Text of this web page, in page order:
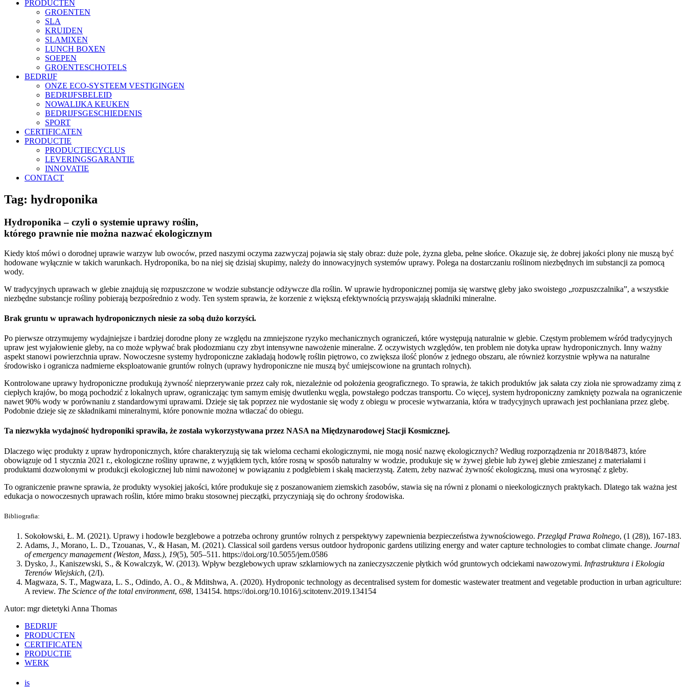
PRODUCTEN
GROENTEN
SLA
KRUIDEN
SLAMIXEN
LUNCH BOXEN
SOEPEN
GROENTESCHOTELS
BEDRIJF
ONZE ECO-SYSTEEM VESTIGINGEN
BEDRIJFSBELEID
NOWALIJKA KEUKEN
BEDRIJFSGESCHIEDENIS
SPORT
CERTIFICATEN
PRODUCTIE
PRODUCTIECYCLUS
LEVERINGSGARANTIE
INNOVATIE
CONTACT
Tag: hydroponika
Hydroponika – czyli o systemie uprawy roślin,
którego prawnie nie można nazwać ekologicznym
Kiedy ktoś mówi o dorodnej uprawie warzyw lub owoców, przed naszymi oczyma zazwyczaj pojawia się stały obraz: duże pole, żyzna gleba, pełne słońce. Okazuje się, że dobrej jakości plony nie muszą być
hodowane wyłącznie w takich warunkach. Hydroponika, bo na niej się dzisiaj skupimy, należy do innowacyjnych systemów uprawy. Polega na dostarczaniu roślinom niezbędnych im substancji za pomocą
wody.
W tradycyjnych uprawach w glebie znajdują się rozpuszczone w wodzie substancje odżywcze dla roślin. W uprawie hydroponicznej pomija się warstwę gleby jako swoistego „rozpuszczalnika”, a wszystkie
niezbędne substancje rośliny pobierają bezpośrednio z wody. Ten system sprawia, że korzenie z większą efektywnością przyswajają składniki mineralne.
Brak gruntu w uprawach hydroponicznych niesie za sobą dużo korzyści.
Po pierwsze otrzymujemy wydajniejsze i bardziej dorodne plony ze względu na zmniejszone ryzyko mechanicznych ograniczeń, które występują naturalnie w glebie. Częstym problemem wśród tradycyjnych
upraw jest wyjałowienie gleby, na co może wpływać brak płodozmianu czy zbyt intensywne nawożenie mineralne. Z oczywistych względów, ten problem nie dotyka upraw hydroponicznych. Inny ważny
aspekt stanowi powierzchnia upraw. Nowoczesne systemy hydroponiczne zakładają hodowlę roślin piętrowo, co zwiększa ilość plonów z jednego obszaru, ale również korzystnie wpływa na naturalne
środowisko i ogranicza nadmierne eksploatowanie gruntów rolnych (uprawy hydroponiczne nie muszą być umiejscowione na gruntach rolnych).
Kontrolowane uprawy hydroponiczne produkują żywność nieprzerywanie przez cały rok, niezależnie od położenia geograficznego. To sprawia, że takich produktów jak sałata czy zioła nie sprowadzamy zimą z
ciepłych krajów, bo mogą pochodzić z lokalnych upraw, ograniczając tym samym emisję dwutlenku węgla, powstałego podczas transportu. Co więcej, system hydroponiczny zamknięty pozwala na ograniczenie
nawet 90% wody w porównaniu z standardowymi uprawami. Dzieje się tak poprzez nie wydostanie się wody z obiegu w procesie wytwarzania, która w tradycyjnych uprawach jest pochłaniana przez glebę.
Podobnie dzieje się ze składnikami mineralnymi, które ponownie można wtłaczać do obiegu.
Ta niezwykła wydajność hydroponiki sprawiła, że została wykorzystywana przez NASA na Międzynarodowej Stacji Kosmicznej.
Dlaczego więc produkty z upraw hydroponicznych, które charakteryzują się tak wieloma cechami ekologicznymi, nie mogą nosić nazwę ekologicznych? Według rozporządzenia nr 2018/84873, które
obowiązuje od 1 stycznia 2021 r., ekologiczne rośliny uprawne, z wyjątkiem tych, które rosną w sposób naturalny w wodzie, produkuje się w żywej glebie lub żywej glebie zmieszanej z materiałami i
produktami dozwolonymi w produkcji ekologicznej lub nimi nawożonej w powiązaniu z podglebiem i skałą macierzystą. Zatem, żeby nazwać żywność ekologiczną, musi ona wyrosnąć z gleby.
To ograniczenie prawne sprawia, że produkty wysokiej jakości, które produkuje się z poszanowaniem ziemskich zasobów, stawia się na równi z plonami o nieekologicznych praktykach. Dlatego tak ważna jest
edukacja o nowoczesnych uprawach roślin, które mimo braku stosownej pieczątki, przyczyniają się do ochrony środowiska.
Bibliografia:
Sokołowski, Ł. M. (2021). Uprawy i hodowle bezglebowe a potrzeba ochrony gruntów rolnych z perspektywy zapewnienia bezpieczeństwa żywnościowego. Przegląd Prawa Rolnego, (1 (28)), 167-183.
Adams, J., Morano, L. D., Tzouanas, V., & Hasan, M. (2021). Classical soil gardens versus outdoor hydroponic gardens utilizing energy and water capture technologies to combat climate change. Journal
of emergency management (Weston, Mass.), 19(5), 505–511. https://doi.org/10.5055/jem.0586
Dysko, J., Kaniszewski, S., & Kowalczyk, W. (2013). Wpływ bezglebowych upraw szklarniowych na zanieczyszczenie płytkich wód gruntowych odciekami nawozowymi. Infrastruktura i Ekologia
Terenów Wiejskich, (2/I).
Magwaza, S. T., Magwaza, L. S., Odindo, A. O., & Mditshwa, A. (2020). Hydroponic technology as decentralised system for domestic wastewater treatment and vegetable production in urban agriculture:
A review. The Science of the total environment, 698, 134154. https://doi.org/10.1016/j.scitotenv.2019.134154
Autor: mgr dietetyki Anna Thomas
BEDRIJF
PRODUCTEN
CERTIFICATEN
PRODUCTIE
WERK
is